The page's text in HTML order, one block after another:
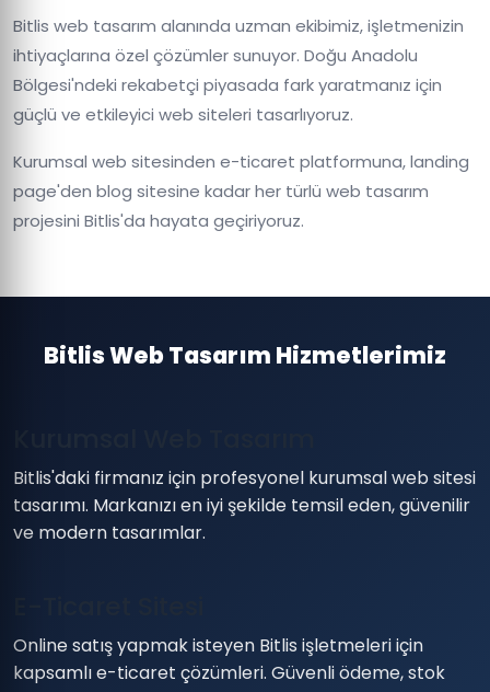
Bitlis web tasarım alanında uzman ekibimiz, işletmenizin
ihtiyaçlarına özel çözümler sunuyor. Doğu Anadolu
Bölgesi'ndeki rekabetçi piyasada fark yaratmanız için
güçlü ve etkileyici web siteleri tasarlıyoruz.
Kurumsal web sitesinden e-ticaret platformuna, landing
page'den blog sitesine kadar her türlü web tasarım
projesini Bitlis'da hayata geçiriyoruz.
Bitlis Web Tasarım Hizmetlerimiz
Bitlis'daki firmanız için profesyonel kurumsal web sitesi
tasarımı. Markanızı en iyi şekilde temsil eden, güvenilir
ve modern tasarımlar.
Online satış yapmak isteyen Bitlis işletmeleri için
kapsamlı e-ticaret çözümleri. Güvenli ödeme, stok